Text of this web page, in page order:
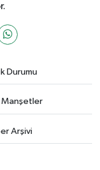
Durumu
Manşetler
Arşivi